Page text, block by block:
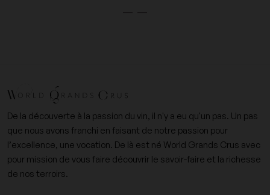
De la découverte à la passion du vin, il n'y a eu qu'un pas. Un pas
que nous avons franchi en faisant de notre passion pour
l’excellence, une vocation. De là est né World Grands Crus avec
pour mission de vous faire découvrir le savoir-faire et la richesse
de nos terroirs.